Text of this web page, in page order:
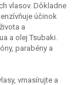
vlasov. Dôkladne
účinok
a
a olej Tsubaki.
parabény a
vmasírujte a